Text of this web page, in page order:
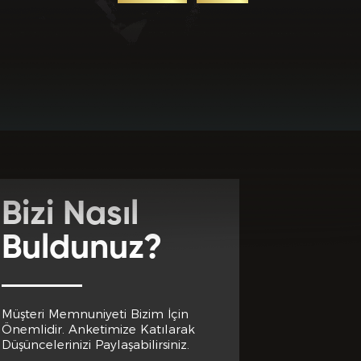
Bizi Nasıl
Buldunuz?
Müşteri Memnuniyeti Bizim İçin
Önemlidir. Anketimize Katılarak
Düşüncelerinizi Paylaşabilirsiniz.